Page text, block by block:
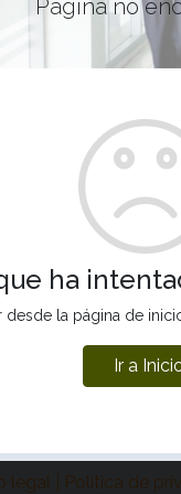
Página no
ha
desde la página de
Ir a
legal | Política de